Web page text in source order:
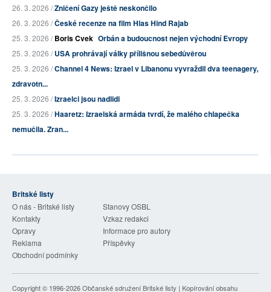
26. 3. 2026 /Zničení Gazy ještě neskončilo
26. 3. 2026 /České recenze na film Hlas Hind Rajab
25. 3. 2026 /Boris Cvek Orbán a budoucnost nejen východní Evropy
25. 3. 2026 /USA prohrávají války přílišnou sebedůvěrou
25. 3. 2026 /Channel 4 News: Izrael v Libanonu vyvraždil dva teenagery,
zdravotn...
25. 3. 2026 /Izraelci jsou nadlidi
25. 3. 2026 /Haaretz: Izraelská armáda tvrdí, že malého chlapečka
nemučila. Zran...
Britské listy
O nás - Britské listy
Stanovy OSBL
Kontakty
Vzkaz redakci
Opravy
Informace pro autory
Reklama
Příspěvky
Obchodní podmínky
Copyright © 1996-2026Občanské sdružení Britské listy | Kopírování obsahu